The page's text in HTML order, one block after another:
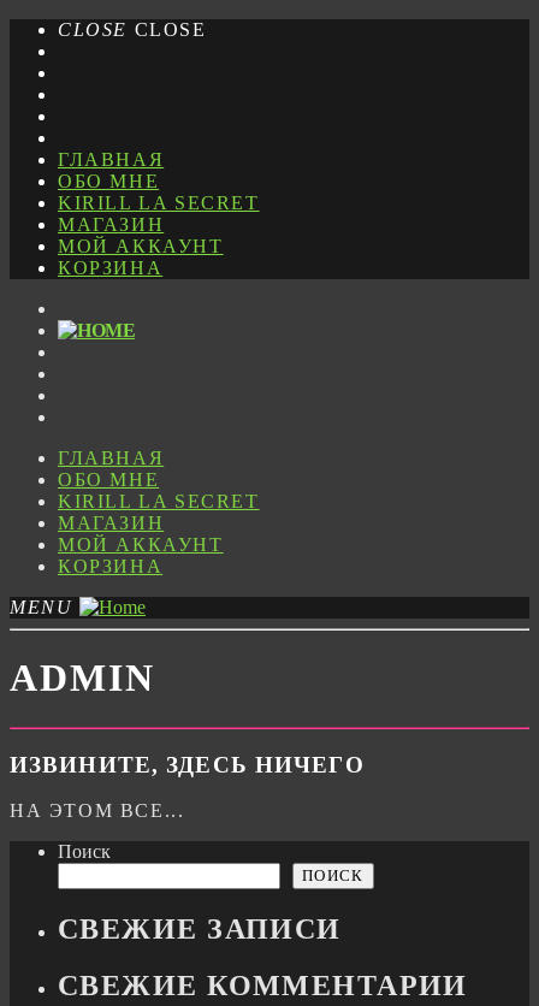
CLOSE CLOSE
ГЛАВНАЯ
ОБО МНЕ
KIRILL LA SECRET
МАГАЗИН
МОЙ АККАУНТ
КОРЗИНА
ГЛАВНАЯ
ОБО МНЕ
KIRILL LA SECRET
МАГАЗИН
МОЙ АККАУНТ
КОРЗИНА
MENU
ADMIN
ИЗВИНИТЕ, ЗДЕСЬ НИЧЕГО
НА ЭТОМ ВСЕ...
Поиск
ПОИСК
СВЕЖИЕ ЗАПИСИ
СВЕЖИЕ КОММЕНТАРИИ